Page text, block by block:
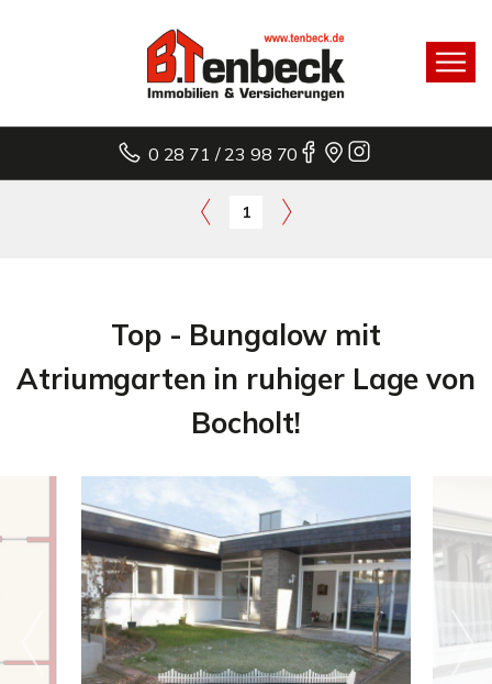
0 28 71 / 23 98 70
1
Top - Bungalow mit
Atriumgarten in ruhiger Lage von
Bocholt!